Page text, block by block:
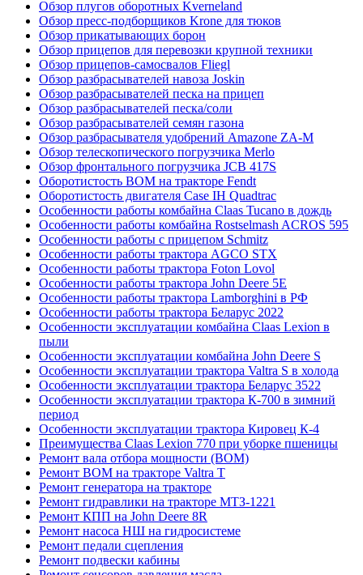
Обзор плугов оборотных Kverneland
Обзор пресс-подборщиков Krone для тюков
Обзор прикатывающих борон
Обзор прицепов для перевозки крупной техники
Обзор прицепов-самосвалов Fliegl
Обзор разбрасывателей навоза Joskin
Обзор разбрасывателей песка на прицеп
Обзор разбрасывателей песка/соли
Обзор разбрасывателей семян газона
Обзор разбрасывателя удобрений Amazone ZA-M
Обзор телескопического погрузчика Merlo
Обзор фронтального погрузчика JCB 417S
Оборотистость ВОМ на тракторе Fendt
Оборотистость двигателя Case IH Quadtrac
Особенности работы комбайна Claas Tucano в дождь
Особенности работы комбайна Rostselmash ACROS 595
Особенности работы с прицепом Schmitz
Особенности работы трактора AGCO STX
Особенности работы трактора Foton Lovol
Особенности работы трактора John Deere 5E
Особенности работы трактора Lamborghini в РФ
Особенности работы трактора Беларус 2022
Особенности эксплуатации комбайна Claas Lexion в
пыли
Особенности эксплуатации комбайна John Deere S
Особенности эксплуатации трактора Valtra S в холода
Особенности эксплуатации трактора Беларус 3522
Особенности эксплуатации трактора К-700 в зимний
период
Особенности эксплуатации трактора Кировец К-4
Преимущества Claas Lexion 770 при уборке пшеницы
Ремонт вала отбора мощности (ВОМ)
Ремонт ВОМ на тракторе Valtra T
Ремонт генератора на тракторе
Ремонт гидравлики на тракторе МТЗ-1221
Ремонт КПП на John Deere 8R
Ремонт насоса НШ на гидросистеме
Ремонт педали сцепления
Ремонт подвески кабины